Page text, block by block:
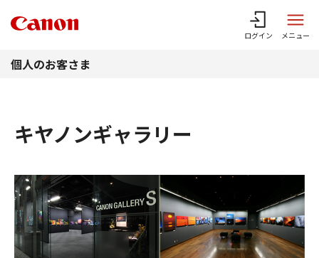
ログイン メニュー
個人のお客さま
キヤノンギャラリー